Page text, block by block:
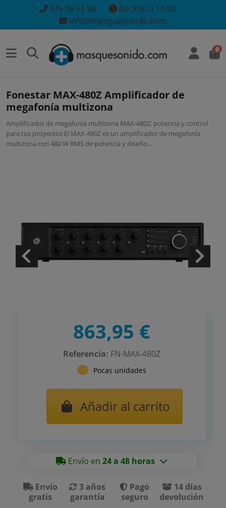
976 36 61 60
De 9:00 a 14:00
info@masquesonido.com
0
Fonestar MAX-480Z Amplificador de
megafonía multizona
Amplificador de megafonía multizona MAX-480Z: potencia y control
para tus proyectos El MAX-480Z es un amplificador de megafonía
multizona con 480 W RMS de potencia y diseño...
863,95 €
Referencia: FN-MAX-480Z
Pocas unidades
Añadir al carrito
Envío en24 a 48 horas
Envío
gratis
3 años
garantía
Pago
seguro
14 días
devolución